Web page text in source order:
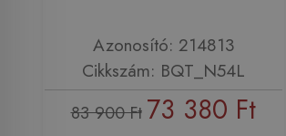
Azonosító: 214813
Cikkszám: BQT_N54L
83 900 Ft 73 380 Ft